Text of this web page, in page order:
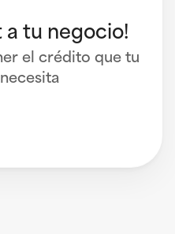
a tu negocio!
el crédito que tu